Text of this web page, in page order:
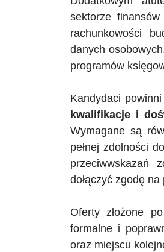
sektorze
rachunkowości
danych
programów
Kandydaci powinni
kwalifikacje i
Wymagane są
pełnej zdolności
przeciwwskazań
dołączyć zgodę
Oferty złożone
formalne i
oraz miejscu